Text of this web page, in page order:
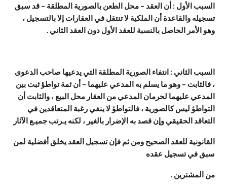
السبب الأول : أن العقد – محل الطعن بالصورية المطلقة – قد سبق
تسجيله والقاعدة أن الملكية لا تنتقل في العقارات إلا بالتسجيل ،
وهو الأمر الحاصل بالنسبة للعقد الأول دون العقد الثاني .
السبب الثاني : انتفاء الصورية المطلقة التي يدعيها صاحب الدعوى
، فالثابت – وهو ما يسلم به المدعي عليهما – أن ثمة تواطؤ ثبت بين
المدعي عليهما لحرمان المدعي من العقار محل البيع ، والثابت أن
التواطؤ ليس كالصورية ، فالتواطؤ لا ينفي رغبة المتعاقدين في
التعاقد الحقيقي وإن قصد به الإضرار بالغير ، لكنه يـرتب جميـع الآثار
القانونية للعقد الصحيح ومن ثم فإن تسجيل العقد يخلق أفضلية لمن
سبق في تسجيل عقده
من المشترين .